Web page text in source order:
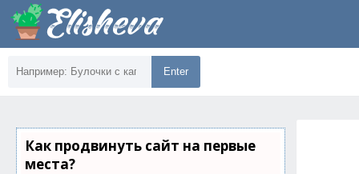
Enter
Как продвинуть сайт на первые
места?